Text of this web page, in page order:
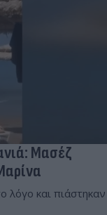
Μασέζ
λόγο και πιάστηκαν